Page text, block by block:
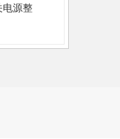
电源整